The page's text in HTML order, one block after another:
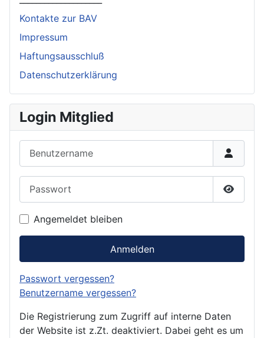
Kontakte zur BAV
Impressum
Haftungsausschluß
Datenschutzerklärung
Login Mitglied
Angemeldet bleiben
Anmelden
Passwort vergessen?
Benutzername vergessen?
Die Registrierung zum Zugriff auf interne Daten
der Website ist z.Zt. deaktiviert. Dabei geht es um